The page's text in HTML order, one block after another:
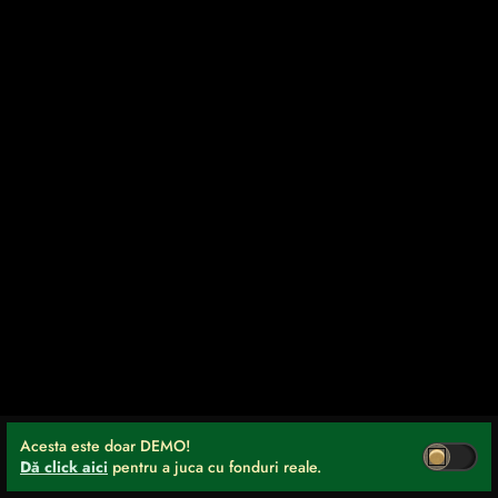
Acesta este doar DEMO!
Dă click aici pentru a juca cu fonduri reale.